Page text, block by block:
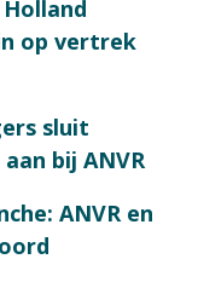
op vertrek
sluit
bij ANVR
ANVR en